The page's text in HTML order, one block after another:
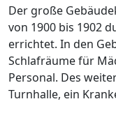
Der große
von 1900 bis 1902
errichtet. In den
Schlafräume für
Personal. Des
Turnhalle, ein